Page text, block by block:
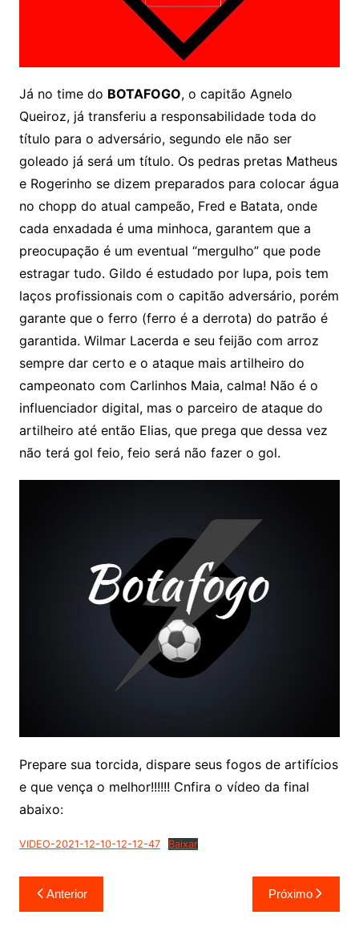
Já no time do BOTAFOGO, o capitão Agnelo
Queiroz, já transferiu a responsabilidade toda do
título para o adversário, segundo ele não ser
goleado já será um título. Os pedras pretas Matheus
e Rogerinho se dizem preparados para colocar água
no chopp do atual campeão, Fred e Batata, onde
cada enxadada é uma minhoca, garantem que a
preocupação é um eventual “mergulho” que pode
estragar tudo. Gildo é estudado por lupa, pois tem
laços profissionais com o capitão adversário, porém
garante que o ferro (ferro é a derrota) do patrão é
garantida. Wilmar Lacerda e seu feijão com arroz
sempre dar certo e o ataque mais artilheiro do
campeonato com Carlinhos Maia, calma! Não é o
influenciador digital, mas o parceiro de ataque do
artilheiro até então Elias, que prega que dessa vez
não terá gol feio, feio será não fazer o gol.
Prepare sua torcida, dispare seus fogos de artifícios
e que vença o melhor!!!!!! Cnfira o vídeo da final
abaixo:
VIDEO-2021-12-10-12-12-47 Baixar
Navegação
de
Anterior Próximo